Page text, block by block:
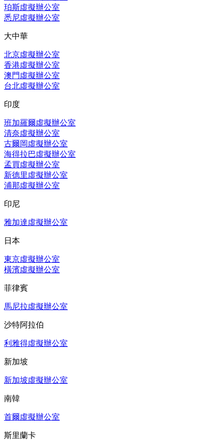
珀斯虛擬辦公室
悉尼虛擬辦公室
大中華
北京虛擬辦公室
香港虛擬辦公室
澳門虛擬辦公室
台北虛擬辦公室
印度
班加羅爾虛擬辦公室
清奈虛擬辦公室
古爾岡虛擬辦公室
海得拉巴虛擬辦公室
孟買虛擬辦公室
新德里虛擬辦公室
浦那虛擬辦公室
印尼
雅加達虛擬辦公室
日本
東京虛擬辦公室
橫濱虛擬辦公室
菲律賓
馬尼拉虛擬辦公室
沙特阿拉伯
利雅得虛擬辦公室
新加坡
新加坡虛擬辦公室
南韓
首爾虛擬辦公室
斯里蘭卡